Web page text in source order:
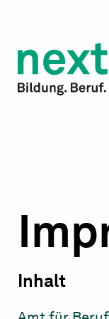
Laufbahn
Beratung
Inhalt